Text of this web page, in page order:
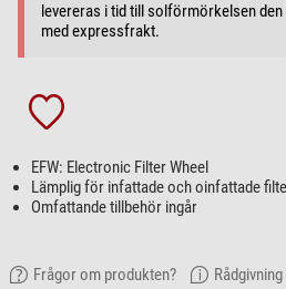
levereras i tid till solförmörkelsen den
med expressfrakt.
EFW: Electronic Filter Wheel
Lämplig för infattade och oinfattade
Omfattande tillbehör ingår
Frågor om produkten?